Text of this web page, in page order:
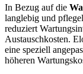
In Bezug auf die
langlebig und
reduziert
Austauschkosten.
eine speziell
höheren